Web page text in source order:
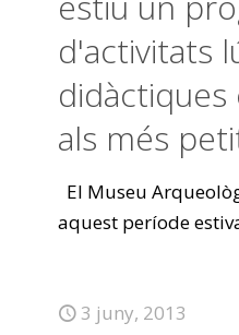
d'activitats
als més
El Museu
aquest període
3 juny, 2013